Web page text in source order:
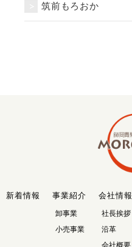
筑前もろおか
新着情報 事業紹介
卸事業
小売事業
会社情報
社長挨拶
沿革
会社概要